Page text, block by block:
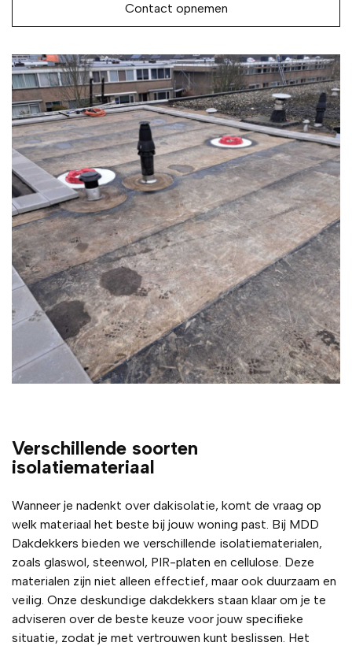
Contact opnemen
Verschillende soorten
isolatiemateriaal
Wanneer je nadenkt over dakisolatie, komt de vraag op
welk materiaal het beste bij jouw woning past. Bij MDD
Dakdekkers bieden we verschillende isolatiematerialen,
zoals glaswol, steenwol, PIR-platen en cellulose. Deze
materialen zijn niet alleen effectief, maar ook duurzaam en
veilig. Onze deskundige dakdekkers staan klaar om je te
adviseren over de beste keuze voor jouw specifieke
situatie, zodat je met vertrouwen kunt beslissen. Het